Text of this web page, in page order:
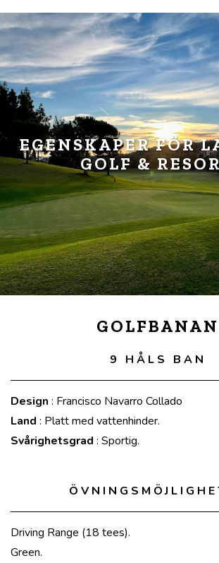
EGENSKAPER FÖR
GOLF &
GOLFBANAN
9 HÅLS BAN
Design : Francisco Navarro Collado
Land : Platt med vattenhinder.
Svårighetsgrad : Sportig.
Driving Range (18 tees).
Green.